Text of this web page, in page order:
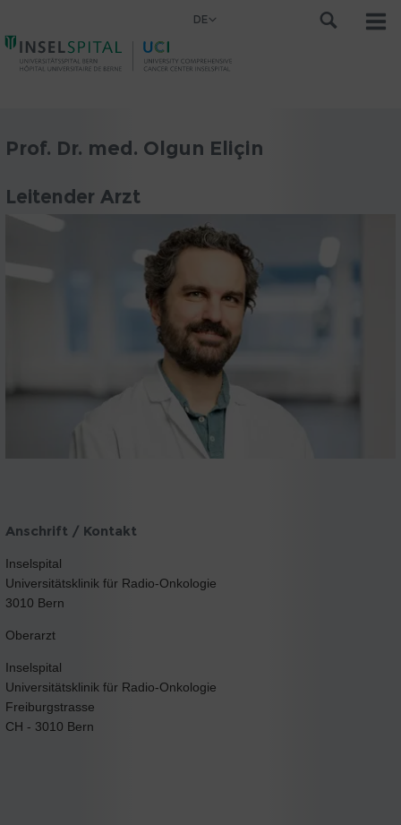
DE
Prof. Dr. med. Olgun Eliçin
Leitender Arzt
Anschrift / Kontakt
Inselspital
Universitätsklinik für Radio-Onkologie
3010 Bern
Oberarzt
Inselspital
Universitätsklinik für Radio-Onkologie
Freiburgstrasse
CH - 3010 Bern